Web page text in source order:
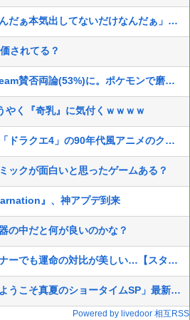
冨樫義博「ヒソカは最強なんだぁ本気出してないだけなんだぁ」←こいつのこの情熱なんなの？
されてる？
【悲報】ゲーフリ新作、Steam賛否両論(53%)に。ポケモンで磨いた技術力…
やく『奇乳』に気付くｗｗｗｗ
【動画】素人がAIで作った「ドラクエ4」の90年代風アニメのクオリティが凄すぎる件
ックが面白いと思ったゲームある？
』、神アプデ到来
の中だと何が良いのかな？
【ウマ娘】同じ女性トレーナーでも運命の対比が美しい…【スタブロ第63話】
【グラブル】特別生放送「ようこそ真夏のショータイムSP」最新アップデート情報まとめ（※追記中）
Powered by livedoor 相互RSS